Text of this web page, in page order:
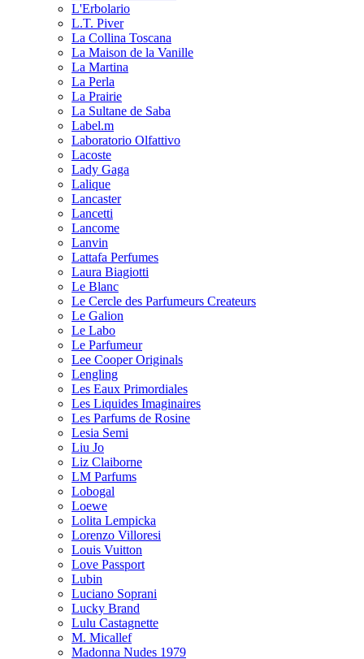
L'Erbolario
L.T. Piver
La Collina Toscana
La Maison de la Vanille
La Martina
La Perla
La Prairie
La Sultane de Saba
Label.m
Laboratorio Olfattivo
Lacoste
Lady Gaga
Lalique
Lancaster
Lancetti
Lancome
Lanvin
Lattafa Perfumes
Laura Biagiotti
Le Blanc
Le Cercle des Parfumeurs Createurs
Le Galion
Le Labo
Le Parfumeur
Lee Cooper Originals
Lengling
Les Eaux Primordiales
Les Liquides Imaginaires
Les Parfums de Rosine
Lesia Semi
Liu Jo
Liz Claiborne
LM Parfums
Lobogal
Loewe
Lolita Lempicka
Lorenzo Villoresi
Louis Vuitton
Love Passport
Lubin
Luciano Soprani
Lucky Brand
Lulu Castagnette
M. Micallef
Madonna Nudes 1979